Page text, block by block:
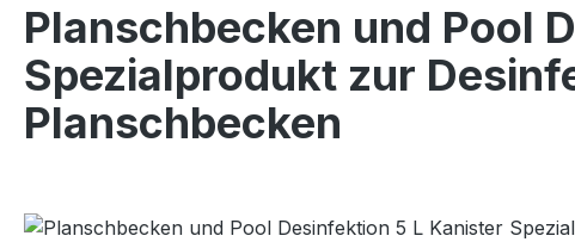
Planschbecken und Pool
Spezialprodukt zur
Planschbecken
Bildergalerie überspringen